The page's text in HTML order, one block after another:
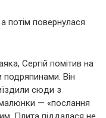
потім повернулася
Сергій помітив на
подряпинами. Він
сюди з
— «послання